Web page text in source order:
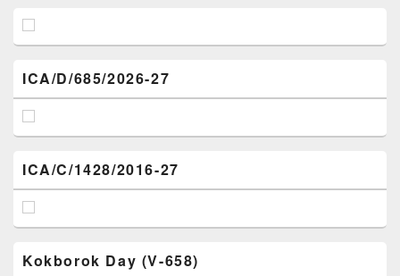
ICA/D/685/2026-27
ICA/C/1428/2016-27
Kokborok Day (V-658)